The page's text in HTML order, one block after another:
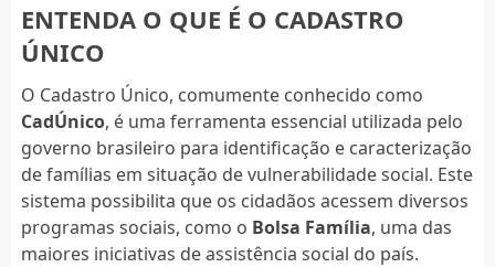
ENTENDA O QUE É O CADASTRO
ÚNICO
O Cadastro Único, comumente conhecido como
CadÚnico, é uma ferramenta essencial utilizada pelo
governo brasileiro para identificação e caracterização
de famílias em situação de vulnerabilidade social. Este
sistema possibilita que os cidadãos acessem diversos
programas sociais, como o Bolsa Família, uma das
maiores iniciativas de assistência social do país.